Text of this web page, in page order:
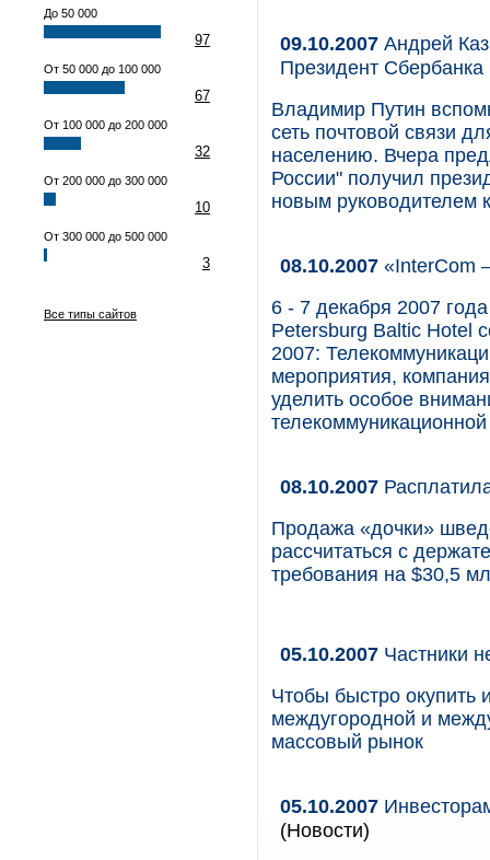
До 50 000
97
От 50 000 до 100 000
67
От 100 000 до 200 000
32
От 200 000 до 300 000
10
От 300 000 до 500 000
3
Все типы сайтов
09.10.2007 Андрей
Президент
Владимир Путин
сеть почтовой связи
населению. Вчера
России" получил
новым руководителем
08.10.2007 «InterCom
6 - 7 декабря 2007
Petersburg Baltic Hotel
2007:
мероприятия,
уделить особое
08.10.2007
Продажа «дочки»
рассчитаться с
требования на $30,5
05.10.2007 Частники
Чтобы быстро окупить
междугородной и
массовый рынок
05.10.2007
(Новости)